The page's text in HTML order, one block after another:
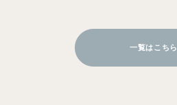
一覧はこちら